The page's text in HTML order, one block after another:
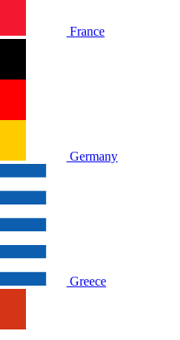
France
Germany
Greece